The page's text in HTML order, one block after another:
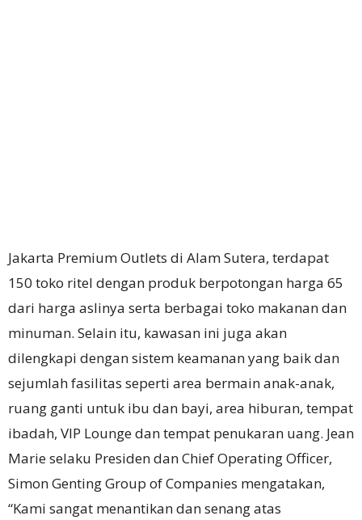
Jakarta Premium Outlets di Alam Sutera, terdapat
150 toko ritel dengan produk berpotongan harga 65
dari harga aslinya serta berbagai toko makanan dan
minuman. Selain itu, kawasan ini juga akan
dilengkapi dengan sistem keamanan yang baik dan
sejumlah fasilitas seperti area bermain anak-anak,
ruang ganti untuk ibu dan bayi, area hiburan, tempat
ibadah, VIP Lounge dan tempat penukaran uang. Jean
Marie selaku Presiden dan Chief Operating Officer,
Simon Genting Group of Companies mengatakan,
“Kami sangat menantikan dan senang atas